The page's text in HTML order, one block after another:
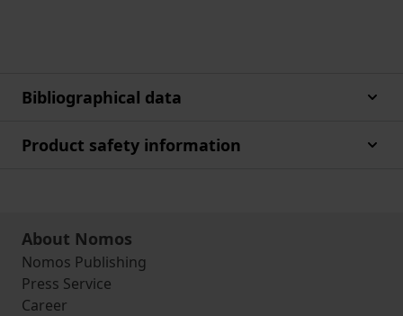
Bibliographical data
Product safety information
About Nomos
Nomos Publishing
Press Service
Career